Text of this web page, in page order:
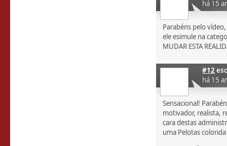
há 15
Parabéns pelo
ele esimule na
MUDAR ESTA
#12
há 15
Sensacional!
motivador, realista,
cara destas
uma Pelotas